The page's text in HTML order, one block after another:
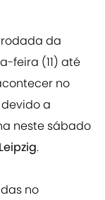
da
feira (11) até
no
a
neste sábado
.
no